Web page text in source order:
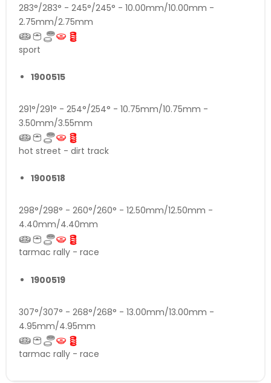
283°/283° - 245°/245° - 10.00mm/10.00mm -
2.75mm/2.75mm
sport
1900515
291°/291° - 254°/254° - 10.75mm/10.75mm -
3.50mm/3.55mm
hot street - dirt track
1900518
298°/298° - 260°/260° - 12.50mm/12.50mm -
4.40mm/4.40mm
tarmac rally - race
1900519
307°/307° - 268°/268° - 13.00mm/13.00mm -
4.95mm/4.95mm
tarmac rally - race